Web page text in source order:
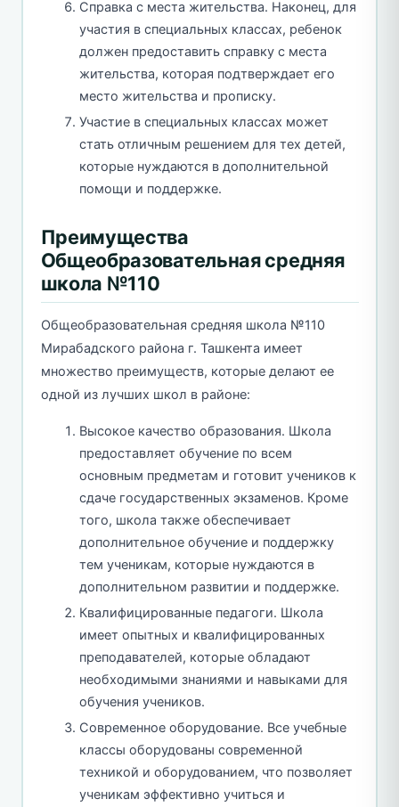
Справка с места жительства. Наконец, для
участия в специальных классах, ребенок
должен предоставить справку с места
жительства, которая подтверждает его
место жительства и прописку.
Участие в специальных классах может
стать отличным решением для тех детей,
которые нуждаются в дополнительной
помощи и поддержке.
Преимущества
Общеобразовательная средняя
школа №110
Общеобразовательная средняя школа №110
Мирабадского района г. Ташкента имеет
множество преимуществ, которые делают ее
одной из лучших школ в районе:
Высокое качество образования. Школа
предоставляет обучение по всем
основным предметам и готовит учеников к
сдаче государственных экзаменов. Кроме
того, школа также обеспечивает
дополнительное обучение и поддержку
тем ученикам, которые нуждаются в
дополнительном развитии и поддержке.
Квалифицированные педагоги. Школа
имеет опытных и квалифицированных
преподавателей, которые обладают
необходимыми знаниями и навыками для
обучения учеников.
Современное оборудование. Все учебные
классы оборудованы современной
техникой и оборудованием, что позволяет
ученикам эффективно учиться и